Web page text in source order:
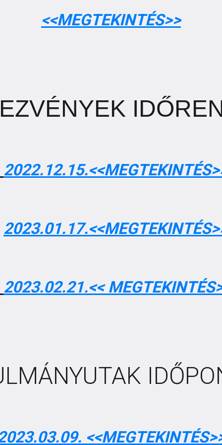
<<MEGTEKINTÉS>>
2023.02.21.<<